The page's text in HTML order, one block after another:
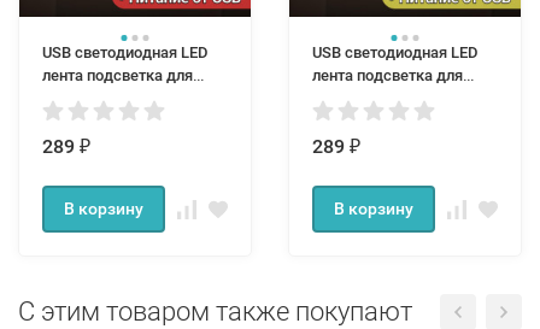
USB cветодиодная LED
лента подсветка для
телевизора и монитора
красняя 1 м IP65
289 ₽
В корзину
USB cветодиодная LED
лента подсветка для
телевизора и монитора
желтая 1 м IP65
289 ₽
В корзину
С этим товаром также покупают